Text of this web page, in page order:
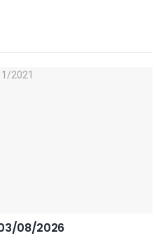
08/2026